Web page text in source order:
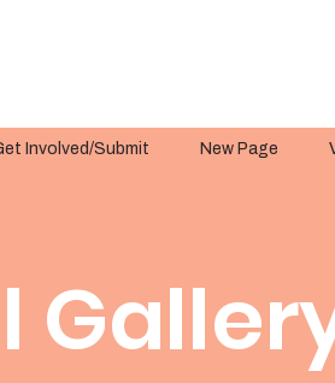
Involved/Submit New Page